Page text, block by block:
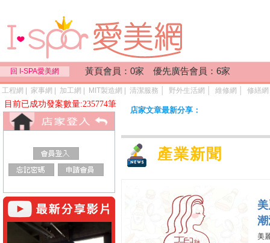
回 I-SPA愛美網 黃頁會員：0家 優先廣告會員：6家
工程網 家事網 加工網 MIT製造網 清潔服務 野外生活網 維修網 修繕網
目前已成功發案數量:235774筆
店家文章最新分享：
產業新聞
美